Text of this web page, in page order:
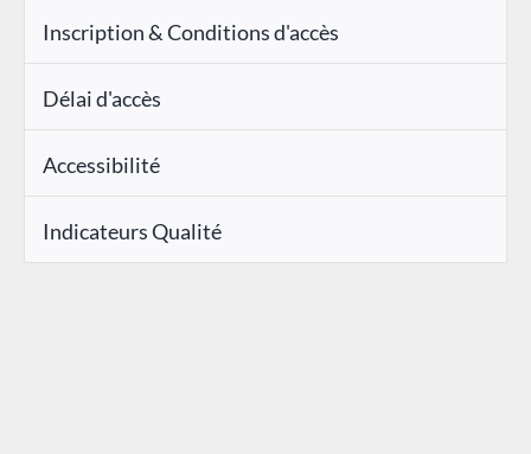
Inscription & Conditions d'accès
Délai d'accès
Accessibilité
Indicateurs Qualité